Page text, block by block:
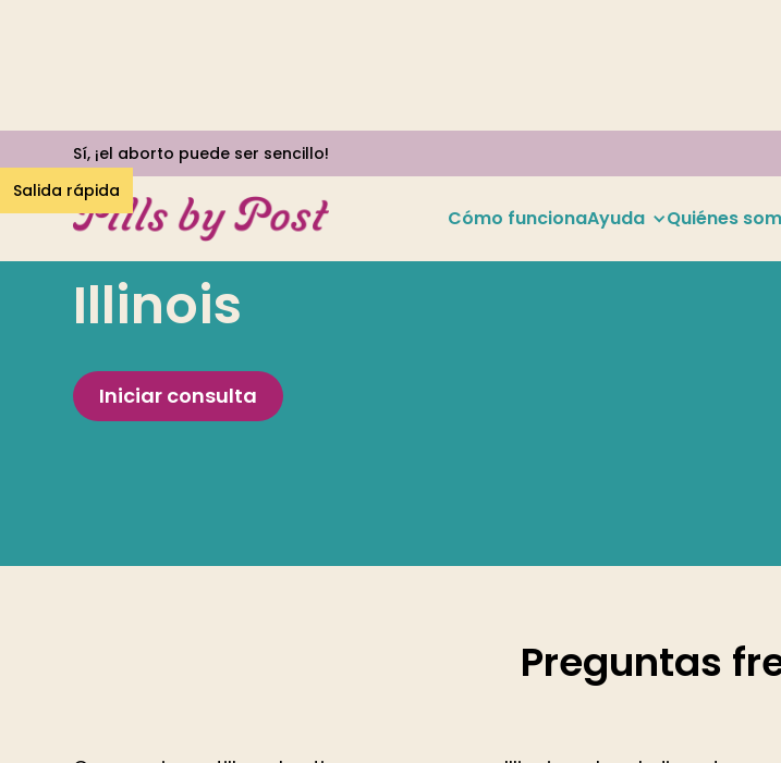
Sí, ¡el aborto puede ser sencillo!
Salida rápida
Cómo funcionaAyuda Quiénes
Illinois
Iniciar consulta
Preguntas